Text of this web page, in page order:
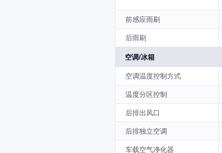
前感应雨刷
后雨刷
空调/冰箱
空调温度控制方式
温度分区控制
后排出风口
后排独立空调
车载空气净化器